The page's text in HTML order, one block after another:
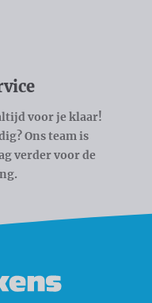
voor je klaar!
Ons team is
verder voor de